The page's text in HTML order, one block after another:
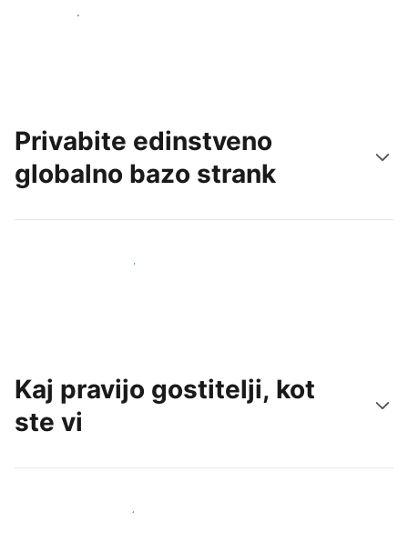
Začnite danes
Privabite edinstveno
globalno bazo strank
Pridobite nove goste še danes
Kaj pravijo gostitelji, kot
ste vi
Pridruži se drugim gostiteljem